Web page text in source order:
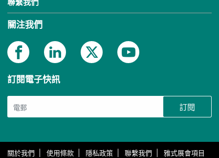
關注我們
訂閱電子快訊
訂閱
關於我們 使用條款 隱私政策 聯繫我們
雅式展會項目